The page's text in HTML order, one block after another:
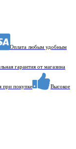
Оплата любым удобным
гарантия от магазина
при покупке Высокое